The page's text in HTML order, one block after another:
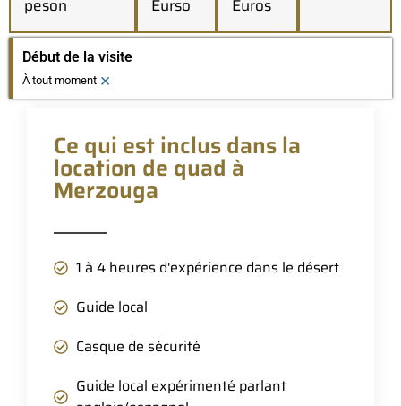
peson Eurso Euros
Début de la visite
À tout moment ×
Ce qui est inclus dans la
location de quad à
Merzouga
1 à 4 heures d'expérience dans le désert
Guide local
Casque de sécurité
Guide local expérimenté parlant